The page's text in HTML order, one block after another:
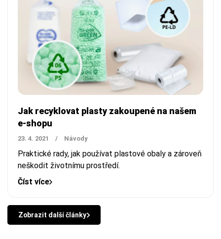
Jak recyklovat plasty zakoupené na našem
e-shopu
23. 4. 2021 / Návody
Praktické rady, jak používat plastové obaly a zároveň
neškodit životnímu prostředí.
Číst více
Zobrazit další články